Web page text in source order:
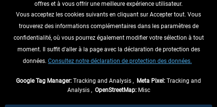
RENONCER AU CONTRAT ICI
INFORMATIONS
NE MANQUEZ PAS LES DERNIÈRES
offres et à vous offrir une meilleure expérience utilisateur.
Vous acceptez les cookies suivants en cliquant sur Accepter tout. Vous
trouverez des informations complémentaires dans les paramètres de
confidentialité, où vous pourrez également modifier votre sélection à tout
moment. Il suffit d'aller à la page avec la déclaration de protection des
données. Consultez notre déclaration de protection des données.
Google Tag Manager: Tracking and Analysis , Meta Pixel: Tracking and
Analysis , OpenStreetMap:Misc